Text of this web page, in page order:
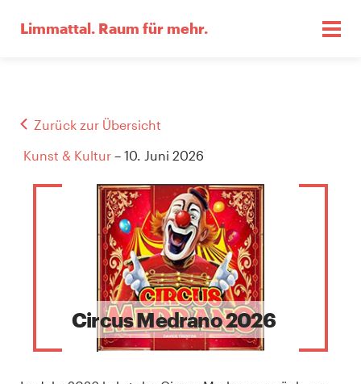
Limmattal. Raum für mehr.
Zurück zur Übersicht
Kunst & Kultur – 10. Juni 2026
Circus Medrano 2026